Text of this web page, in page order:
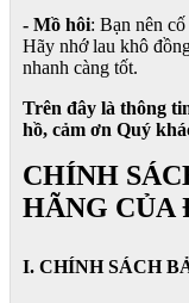
- Mồ hôi: Bạn nên
Hãy nhớ lau khô
nhanh càng tốt.
Trên đây là thông
hồ, cảm ơn Quý
CHÍNH
HÃNG CỦA
I. CHÍNH SÁCH